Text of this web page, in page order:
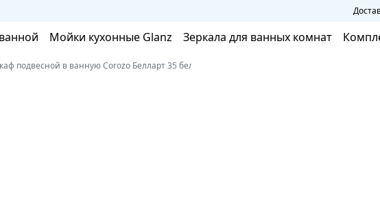
Мойки кухонные Glanz Зеркала для ванных комнат
подвесной в ванную Corozo Белларт 35 белый